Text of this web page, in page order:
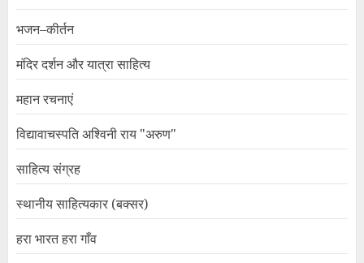
भजन–कीर्तन
मंदिर दर्शन और यात्रा साहित्य
महान रचनाएं
विद्यावाचस्पति अश्विनी राय "अरुण"
साहित्य संग्रह
स्थानीय साहित्यकार (बक्सर)
हरा भारत हरा गाँव